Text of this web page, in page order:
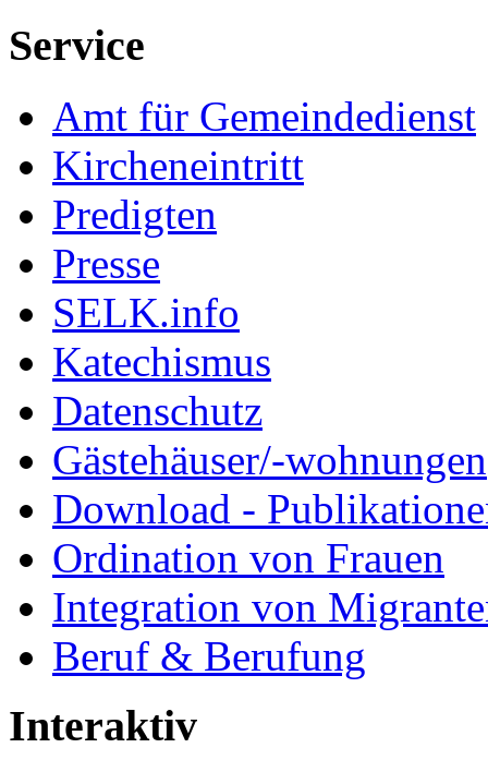
Service
Amt für Gemeindedienst
Kircheneintritt
Predigten
Presse
SELK.info
Katechismus
Datenschutz
Gästehäuser/-wohnungen
Download -
Ordination von Frauen
Integration von
Beruf & Berufung
Interaktiv